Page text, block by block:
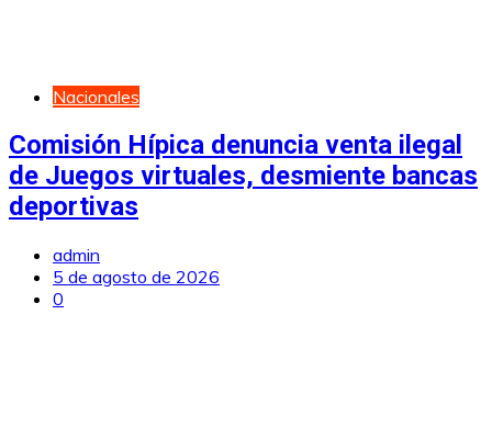
Nacionales
Comisión Hípica denuncia venta ilegal
de Juegos virtuales, desmiente bancas
deportivas
admin
5 de agosto de 2026
0